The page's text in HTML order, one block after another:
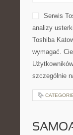
Serwis
analizy
Toshiba
wymagać.
szczególnie